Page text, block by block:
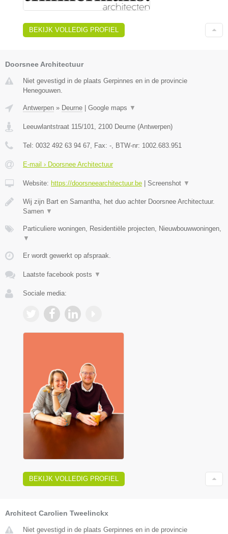
BEKIJK VOLLEDIG PROFIEL
Doorsnee Architectuur
Niet gevestigd in de plaats Gerpinnes en in de provincie
Henegouwen.
Antwerpen » Deurne Google maps ▼
Leeuwlantstraat 115/101, 2100 Deurne (Antwerpen)
Tel: 0032 492 63 94 67, Fax: -, BTW-nr: 1002.683.951
E-mail › Doorsnee Architectuur
Website: https://doorsneearchitectuur.be Screenshot ▼
Wij zijn Bart en Samantha, het duo achter Doorsnee Architectuur.
Samen ▼
Particuliere woningen, Residentiële projecten, Nieuwbouwwoningen,
▼
Er wordt gewerkt op afspraak.
Laatste facebook posts ▼
Sociale media:
BEKIJK VOLLEDIG PROFIEL
Architect Carolien Tweelinckx
Niet gevestigd in de plaats Gerpinnes en in de provincie